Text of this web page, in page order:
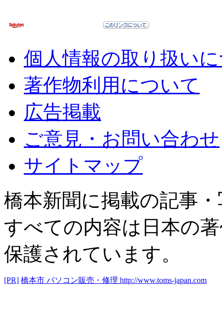
個人情報の取り扱い
著作物利用について
広告掲載
ご意見・お問い合わせ
サイトマップ
橋本新聞に掲載の記事
すべての内容は日本の
保護されています。
[PR] 橋本市 パソコン販売・修理 http://www.toms-japan.com